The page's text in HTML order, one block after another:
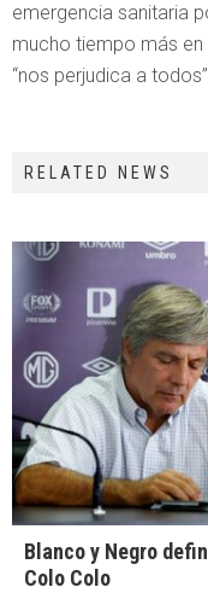
emergencia sanitaria
mucho tiempo más en
“nos perjudica a
RELATED NEWS
Blanco y Negro
Colo Colo